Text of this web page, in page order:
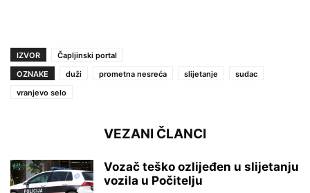
IZVOR
Čapljinski portal
OZNAKE
duži prometna nesreća slijetanje
sudac
vranjevo selo
VEZANI ČLANCI
Vozač teško ozlijeđen u slijetanju
vozila u Počitelju